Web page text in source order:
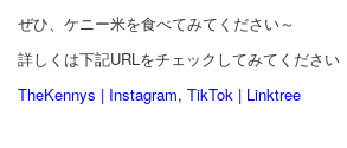
ぜひ、ケニー米を食べてみてください～
詳しくは下記URLをチェックしてみてください
TheKennys | Instagram, TikTok | Linktree